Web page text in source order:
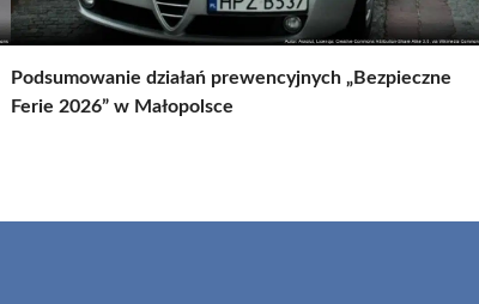
Podsumowanie działań prewencyjnych „Bezpieczne
Ferie 2026” w Małopolsce